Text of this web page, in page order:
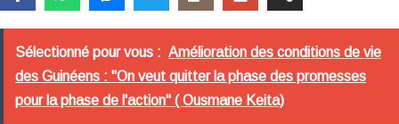
Sélectionné pour vous : Amélioration des conditions de vie
des Guinéens : "On veut quitter la phase des promesses
pour la phase de l'action" ( Ousmane Keita)